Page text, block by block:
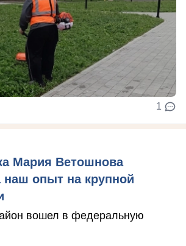
1
Мария Ветошнова
наш опыт на крупной
вошел в федеральную